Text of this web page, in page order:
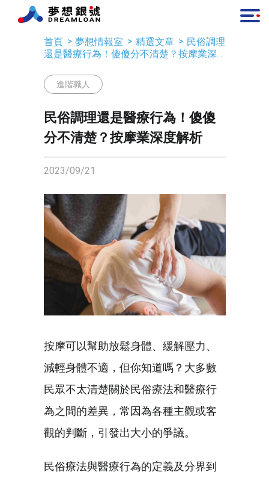
首頁 夢想情報室 精選文章
民俗調理
還是醫療行為！傻傻分不清楚？按摩業深
進階職人
民俗調理還是醫療行為！傻傻
分不清楚？按摩業深度解析
2023/09/21
按摩可以幫助放鬆身體、緩解壓力、
減輕身體不適，但你知道嗎？大多數
民眾不太清楚關於民俗療法和醫療行
為之間的差異，常因為各種主觀或客
觀的判斷，引發出大小的爭議。
民俗療法與醫療行為的定義及分界到